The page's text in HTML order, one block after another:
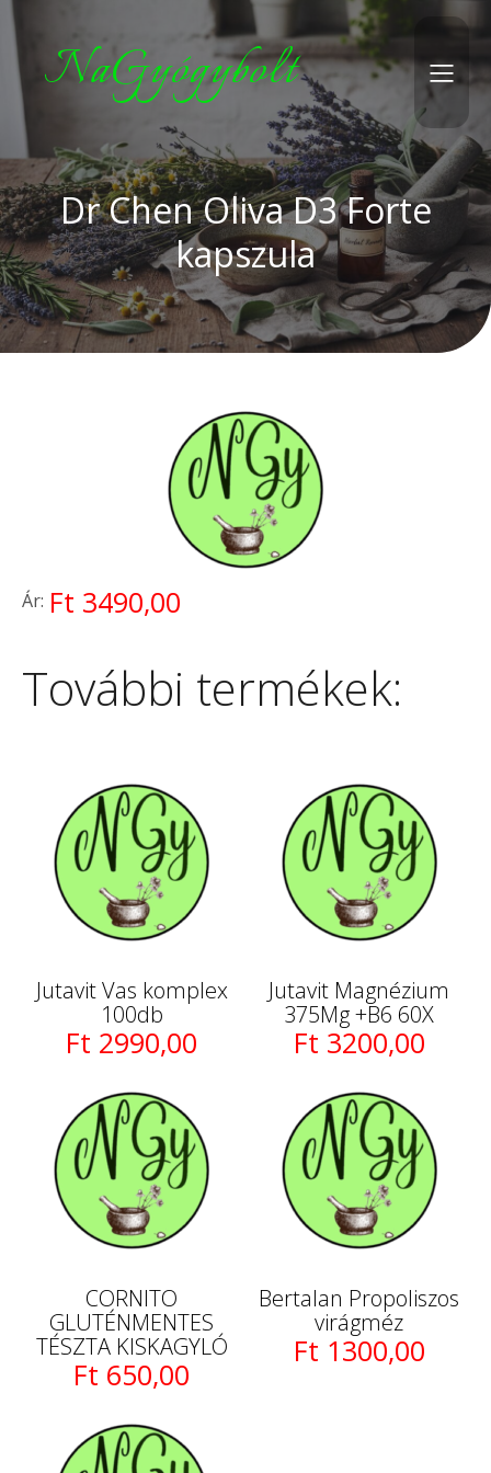
NaGyógybolt
Dr Chen Oliva D3 Forte
kapszula
Ár: Ft 3490,00
További termékek:
Jutavit Vas komplex
100db
Ft 2990,00
Jutavit Magnézium
375Mg +B6 60X
Ft 3200,00
CORNITO
GLUTÉNMENTES
TÉSZTA KISKAGYLÓ
Ft 650,00
Bertalan Propoliszos
virágméz
Ft 1300,00